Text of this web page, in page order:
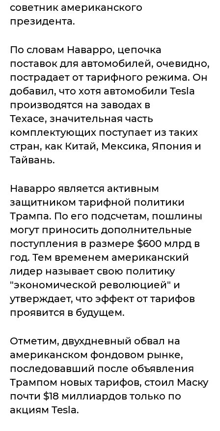
советник американского
президента.
По словам Наварро, цепочка
поставок для автомобилей, очевидно,
пострадает от тарифного режима. Он
добавил, что хотя автомобили Tesla
производятся на заводах в
Техасе, значительная часть
комплектующих поступает из таких
стран, как Китай, Мексика, Япония и
Тайвань.
Наварро является активным
защитником тарифной политики
Трампа. По его подсчетам, пошлины
могут приносить дополнительные
поступления в размере $600 млрд в
год. Тем временем американский
лидер называет свою политику
"экономической революцией" и
утверждает, что эффект от тарифов
проявится в будущем.
Отметим, двухдневный обвал на
американском фондовом рынке,
последовавший после объявления
Трампом новых тарифов, стоил Маску
почти $18 миллиардов только по
акциям Tesla.